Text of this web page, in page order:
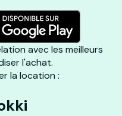
avec les meilleurs
l'achat.
la location :